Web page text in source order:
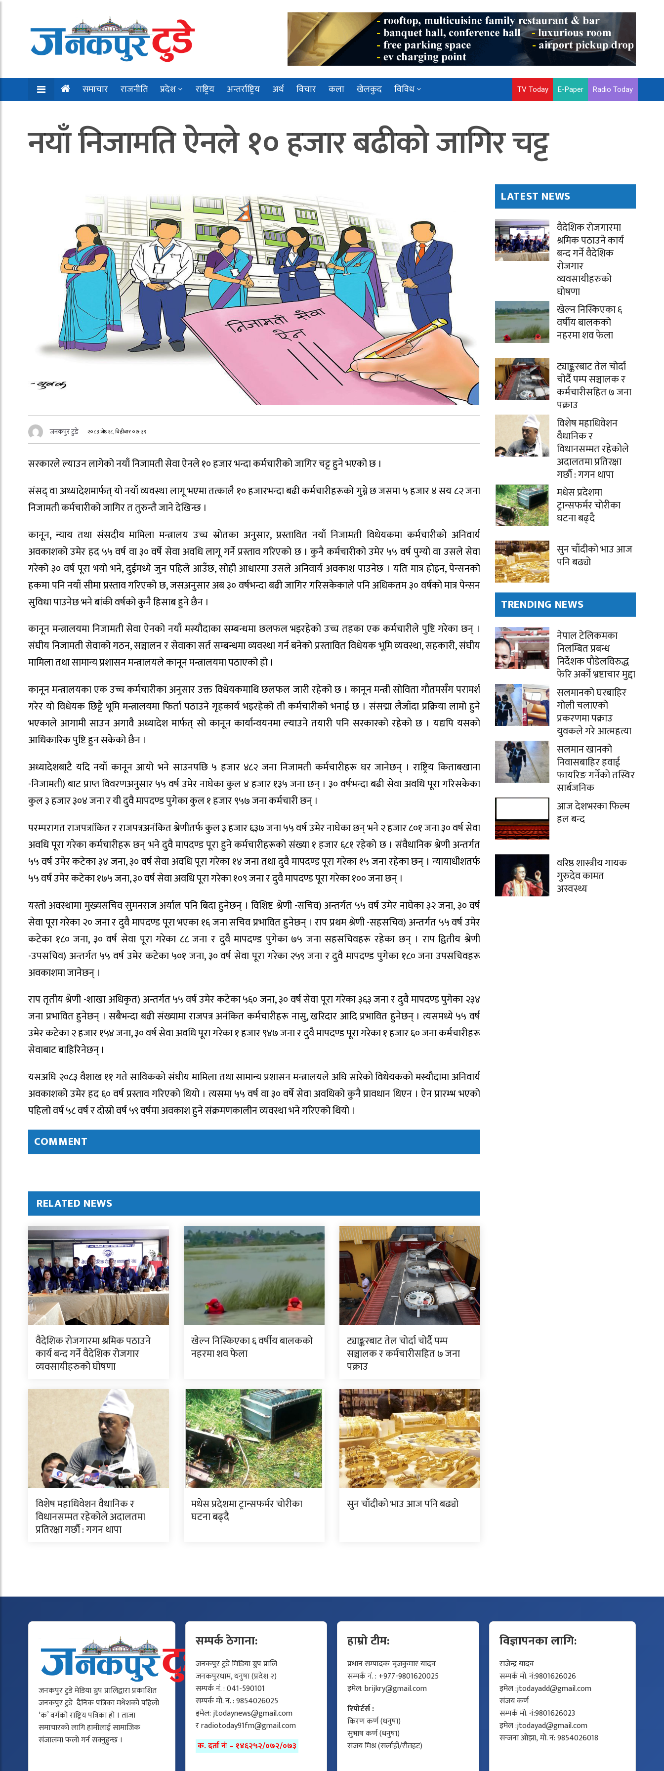
समाचार राजनीति प्रदेश राष्ट्रिय अन्तर्राष्ट्रिय अर्थ विचार कला खेलकुद विविध TV Today E-Paper Radio Today
नयाँ निजामति ऐनले १० हजार बढीको जागिर चट्ट
जनकपुर टुडे २०८३ जेष्ठ २८, बिहीबार ०७:३९
सरकारले ल्याउन लागेको नयाँ निजामती सेवा ऐनले १० हजार भन्दा कर्मचारीको जागिर चट्ट हुने भएको छ ।
संसद् वा अध्यादेशमार्फत् यो नयाँ व्यवस्था लागू भएमा तत्कालै १० हजारभन्दा बढी कर्मचारीहरूको गुम्ने छ जसमा ५ हजार ४ सय ८२ जना
निजामती कर्मचारीको जागिर त तुरुन्तै जाने देखिन्छ ।
कानून, न्याय तथा संसदीय मामिला मन्त्रालय उच्च स्रोतका अनुसार, प्रस्तावित नयाँ निजामती विधेयकमा कर्मचारीको अनिवार्य
अवकाशको उमेर हद ५५ वर्ष वा ३० वर्षे सेवा अवधि लागू गर्ने प्रस्ताव गरिएको छ । कुनै कर्मचारीको उमेर ५५ वर्ष पुग्यो वा उसले सेवा
गरेको ३० वर्ष पूरा भयो भने, दुईमध्ये जुन पहिले आउँछ, सोही आधारमा उसले अनिवार्य अवकाश पाउनेछ । यति मात्र होइन, पेन्सनको
हकमा पनि नयाँ सीमा प्रस्ताव गरिएको छ, जसअनुसार अब ३० वर्षभन्दा बढी जागिर गरिसकेकाले पनि अधिकतम ३० वर्षको मात्र पेन्सन
सुविधा पाउनेछ भने बांकी वर्षको कुनै हिसाब हुने छैन ।
कानून मन्त्रालयमा निजामती सेवा ऐनको नयाँ मस्यौदाका सम्बन्धमा छलफल भइरहेको उच्च तहका एक कर्मचारीले पुष्टि गरेका छन् ।
संघीय निजामती सेवाको गठन, सञ्चालन र सेवाका सर्त सम्बन्धमा व्यवस्था गर्न बनेको प्रस्तावित विधेयक भूमि व्यवस्था, सहकारी, संघीय
मामिला तथा सामान्य प्रशासन मन्त्रालयले कानून मन्त्रालयमा पठाएको हो ।
कानून मन्त्रालयका एक उच्च कर्मचारीका अनुसार उक्त विधेयकमाथि छलफल जारी रहेको छ । कानून मन्त्री सोविता गौतमसँग परामर्श
गरेर यो विधेयक छिट्टै भूमि मन्त्रालयमा फिर्ता पठाउने गृहकार्य भइरहेको ती कर्मचारीको भनाई छ । संसद्मा लैजाँदा प्रक्रिया लामो हुने
भएकाले आगामी साउन अगावै अध्यादेश मार्फत् सो कानून कार्यान्वयनमा ल्याउने तयारी पनि सरकारको रहेको छ । यद्यपि यसको
आधिकारिक पुष्टि हुन सकेको छैन ।
अध्यादेशबाटै यदि नयाँ कानून आयो भने साउनपछि ५ हजार ४८२ जना निजामती कर्मचारीहरू घर जानेछन् । राष्ट्रिय किताबखाना
-निजामती) बाट प्राप्त विवरणअनुसार ५५ वर्ष उमेर नाघेका कुल ४ हजार १३५ जना छन् । ३० वर्षभन्दा बढी सेवा अवधि पूरा गरिसकेका
कुल ३ हजार ३०४ जना र यी दुवै मापदण्ड पुगेका कुल १ हजार ९५७ जना कर्मचारी छन् ।
परम्परागत राजपत्रांकित र राजपत्रअनंकित श्रेणीतर्फ कुल ३ हजार ६३७ जना ५५ वर्ष उमेर नाघेका छन् भने २ हजार ८०१ जना ३० वर्ष सेवा
अवधि पूरा गरेका कर्मचारीहरू छन् भने दुवै मापदण्ड पूरा हुने कर्मचारीहरूको संख्या १ हजार ६८१ रहेको छ । संवैधानिक श्रेणी अन्तर्गत
५५ वर्ष उमेर कटेका ३४ जना, ३० वर्ष सेवा अवधि पूरा गरेका १४ जना तथा दुवै मापदण्ड पूरा गरेका १५ जना रहेका छन् । न्यायाधीशतर्फ
५५ वर्ष उमेर कटेका १७५ जना, ३० वर्ष सेवा अवधि पूरा गरेका १०९ जना र दुवै मापदण्ड पूरा गरेका १०० जना छन् ।
यस्तो अवस्थामा मुख्यसचिव सुमनराज अर्याल पनि बिदा हुनेछन् । विशिष्ट श्रेणी -सचिव) अन्तर्गत ५५ वर्ष उमेर नाघेका ३२ जना, ३० वर्ष
सेवा पूरा गरेका २० जना र दुवै मापदण्ड पूरा भएका १६ जना सचिव प्रभावित हुनेछन् । राप प्रथम श्रेणी -सहसचिव) अन्तर्गत ५५ वर्ष उमेर
कटेका १८० जना, ३० वर्ष सेवा पूरा गरेका ८८ जना र दुवै मापदण्ड पुगेका ७५ जना सहसचिवहरू रहेका छन् । राप द्वितीय श्रेणी
-उपसचिव) अन्तर्गत ५५ वर्ष उमेर कटेका ५०१ जना, ३० वर्ष सेवा पूरा गरेका २५९ जना र दुवै मापदण्ड पुगेका १८० जना उपसचिवहरू
अवकाशमा जानेछन् ।
राप तृतीय श्रेणी -शाखा अधिकृत) अन्तर्गत ५५ वर्ष उमेर कटेका ५६० जना, ३० वर्ष सेवा पूरा गरेका ३६३ जना र दुवै मापदण्ड पुगेका २३४
जना प्रभावित हुनेछन् । सबैभन्दा बढी संख्यामा राजपत्र अनंकित कर्मचारीहरू नासु, खरिदार आदि प्रभावित हुनेछन् । त्यसमध्ये ५५ वर्ष
उमेर कटेका २ हजार १५४ जना, ३० वर्ष सेवा अवधि पूरा गरेका १ हजार ९४७ जना र दुवै मापदण्ड पूरा गरेका १ हजार ६० जना कर्मचारीहरू
सेवाबाट बाहिरिनेछन् ।
यसअघि २०८३ वैशाख ११ गते साविकको संघीय मामिला तथा सामान्य प्रशासन मन्त्रालयले अघि सारेको विधेयकको मस्यौदामा अनिवार्य
अवकाशको उमेर हद ६० वर्ष प्रस्ताव गरिएको थियो । त्यसमा ५५ वर्ष वा ३० वर्षे सेवा अवधिको कुनै प्रावधान थिएन । ऐन प्रारम्भ भएको
पहिलो वर्ष ५८ वर्ष र दोस्रो वर्ष ५९ वर्षमा अवकाश हुने संक्रमणकालीन व्यवस्था भने गरिएको थियो ।
COMMENT
RELATED NEWS
वैदेशिक रोजगारमा श्रमिक पठाउने
कार्य बन्द गर्ने वैदेशिक रोजगार
व्यवसायीहरुको घोषणा
खेल्न निस्किएका ६ वर्षीय बालकको
नहरमा शव फेला
ट्याङ्करबाट तेल चोर्दा चोर्दै पम्प
सञ्चालक र कर्मचारीसहित ७ जना
पक्राउ
विशेष महाधिवेशन वैधानिक र
विधानसम्मत रहेकोले अदालतमा
प्रतिरक्षा गर्छौ : गगन थापा
मधेस प्रदेशमा ट्रान्सफर्मर चोरीका
घटना बढ्दै
सुन चाँदीको भाउ आज पनि बढ्यो
LATEST NEWS
वैदेशिक रोजगारमा
श्रमिक पठाउने कार्य
बन्द गर्ने वैदेशिक
रोजगार
व्यवसायीहरुको
घोषणा
खेल्न निस्किएका ६
वर्षीय बालकको
नहरमा शव फेला
ट्याङ्करबाट तेल चोर्दा
चोर्दै पम्प सञ्चालक र
कर्मचारीसहित ७ जना
पक्राउ
विशेष महाधिवेशन
वैधानिक र
विधानसम्मत रहेकोले
अदालतमा प्रतिरक्षा
गर्छौ : गगन थापा
मधेस प्रदेशमा
ट्रान्सफर्मर चोरीका
घटना बढ्दै
सुन चाँदीको भाउ आज
पनि बढ्यो
TRENDING NEWS
नेपाल टेलिकमका
निलम्बित प्रबन्ध
निर्देशक पौडेलविरुद्ध
फेरि अर्को भ्रष्टाचार मुद्दा
सलमानको घरबाहिर
गोली चलाएको
प्रकरणमा पक्राउ
युवकले गरे आत्महत्या
सलमान खानको
निवासबाहिर हवाई
फायरिङ गर्नेको तस्विर
सार्बजनिक
आज देशभरका फिल्म
हल बन्द
वरिष्ठ शास्त्रीय गायक
गुरुदेव कामत
अस्वस्थ्य
जनकपुर टुडे मेडिया ग्रुप प्रालिद्वारा प्रकाशित
जनकपुर टुडे दैनिक पत्रिका मधेशको पहिलो
‘क’ वर्गको राष्ट्रिय पत्रिका हो । ताजा
समाचारको लागि हामीलाई सामाजिक
संजालमा फलो गर्न सक्नुहुन्छ ।
सम्पर्क ठेगाना:
जनकपुर टुडे मिडिया ग्रुप प्रालि
जनकपुरधाम, धनुषा (प्रदेश २)
सम्पर्क नं. : 041-590101
सम्पर्क मो. नं. : 9854026025
इमेल:jtodaynews@gmail.com
रradiotoday91fm@gmail.com
क. दर्ता नंः – १४६२५२/०७२/०७३
हाम्रो टीम:
प्रधान सम्पादकः बृजकुमार यादव
सम्पर्क नं. : +977-9801620025
इमेल:brijkry@gmail.com
रिपोर्टर्स :
किरण कर्ण (धनुषा)
सुभाष कर्ण (धनुषा)
संजय मिश्र (सर्लाही/रौतहट)
विज्ञापनका लागि:
राजेन्द्र यादव
सम्पर्क मो. नं:9801626026
इमेल :jtodayadd@gmail.com
संजय कर्ण
सम्पर्क मो. नं:9801626023
इमेल :jtodayad@gmail.com
सन्जना ओझा, मो. नं: 9854026018